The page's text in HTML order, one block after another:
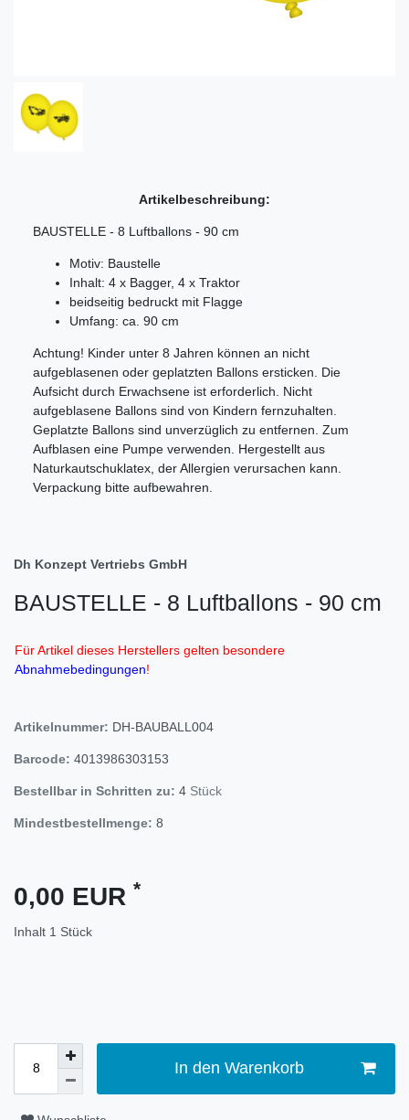
Artikelbeschreibung:
BAUSTELLE - 8 Luftballons - 90 cm
Motiv: Baustelle
Inhalt: 4 x Bagger, 4 x Traktor
beidseitig bedruckt mit Flagge
Umfang: ca. 90 cm
Achtung! Kinder unter 8 Jahren können an nicht
aufgeblasenen oder geplatzten Ballons ersticken. Die
Aufsicht durch Erwachsene ist erforderlich. Nicht
aufgeblasene Ballons sind von Kindern fernzuhalten.
Geplatzte Ballons sind unverzüglich zu entfernen. Zum
Aufblasen eine Pumpe verwenden. Hergestellt aus
Naturkautschuklatex, der Allergien verursachen kann.
Verpackung bitte aufbewahren.
Dh Konzept Vertriebs GmbH
BAUSTELLE - 8 Luftballons - 90 cm
Für Artikel dieses Herstellers gelten besondere
Abnahmebedingungen!
Artikelnummer: DH-BAUBALL004
Barcode: 4013986303153
Bestellbar in Schritten zu: 4 Stück
Mindestbestellmenge: 8
0,00 EUR *
Inhalt 1 Stück
In den Warenkorb